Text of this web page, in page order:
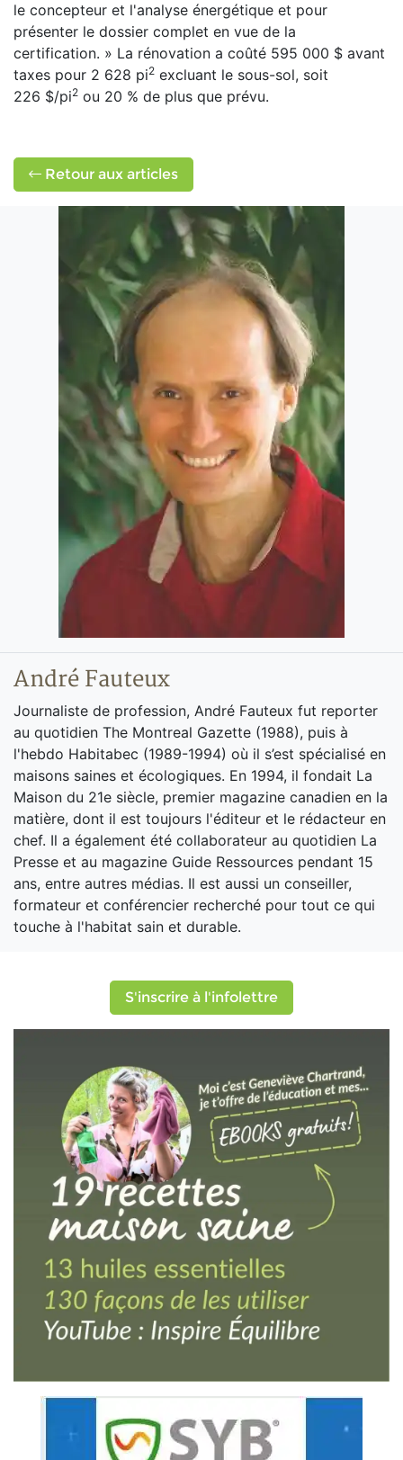
le concepteur et l'analyse énergétique et pour
présenter le dossier complet en vue de la
certification. » La rénovation a coûté 595 000 $ avant
taxes pour 2 628 pi2 excluant le sous-sol, soit
226 $/pi2 ou 20 % de plus que prévu.
Retour aux articles
André Fauteux
Journaliste de profession, André Fauteux fut reporter
au quotidien The Montreal Gazette (1988), puis à
l'hebdo Habitabec (1989-1994) où il s’est spécialisé en
maisons saines et écologiques. En 1994, il fondait La
Maison du 21e siècle, premier magazine canadien en la
matière, dont il est toujours l'éditeur et le rédacteur en
chef. Il a également été collaborateur au quotidien La
Presse et au magazine Guide Ressources pendant 15
ans, entre autres médias. Il est aussi un conseiller,
formateur et conférencier recherché pour tout ce qui
touche à l'habitat sain et durable.
S'inscrire à l'infolettre